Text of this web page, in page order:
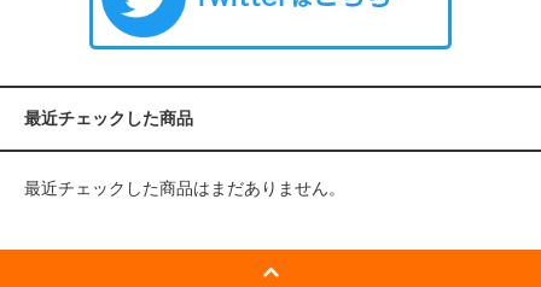
最近チェックした商品
最近チェックした商品はまだありません。